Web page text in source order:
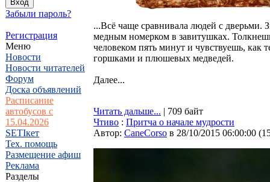
Забыли пароль?
Регистрация
Меню
Новости
Новости читателей
Форум
Доска объявлений
Расписание
автобусов с
15.04.2026
SETIкет
Тех. помощь
Размещение афиш
Реклама
Разделы
...Всё чаще сравнивала людей с
медным номерком в завитушках.
человеком пять минут и чувствуешь, как
горшками и плюшевых медведей.
Далее...
Читать дальше... | 709 байт
Чтиво : Притча о начале мудрости
Автор: CaneCorso в 28/10/2015 06:00:00 (